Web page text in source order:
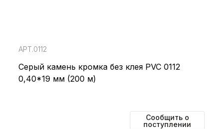
АРТ.0112
Серый камень кромка без клея PVC 0112
0,40*19 мм (200 м)
Сообщить о
поступлении